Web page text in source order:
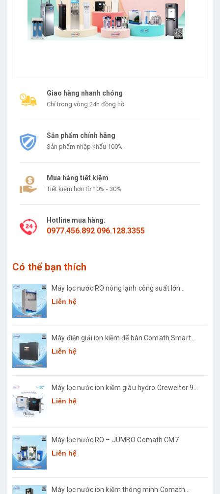
Giao hàng nhanh chóng
Chỉ trong vòng 24h đồng hồ
Sản phẩm chính hãng
Sản phẩm nhập khẩu 100%
Mua hàng tiết kiệm
Tiết kiệm hơn từ 10% - 30%
Hotline mua hàng:
0977.456.892 096.128.3355
Có thể bạn thích
Máy lọc nước RO nóng lạnh công suất lớn
Comath CM2681-50
Liên hệ
Máy điện giải ion kiềm để bàn Comath Smart
CM-3668
Liên hệ
Máy lọc nước ion kiềm giàu hydro Crewelter 9
Hàn Quốc
Liên hệ
Máy lọc nước RO – JUMBO Comath CM7
Liên hệ
Máy lọc nước ion kiềm thông minh Comath